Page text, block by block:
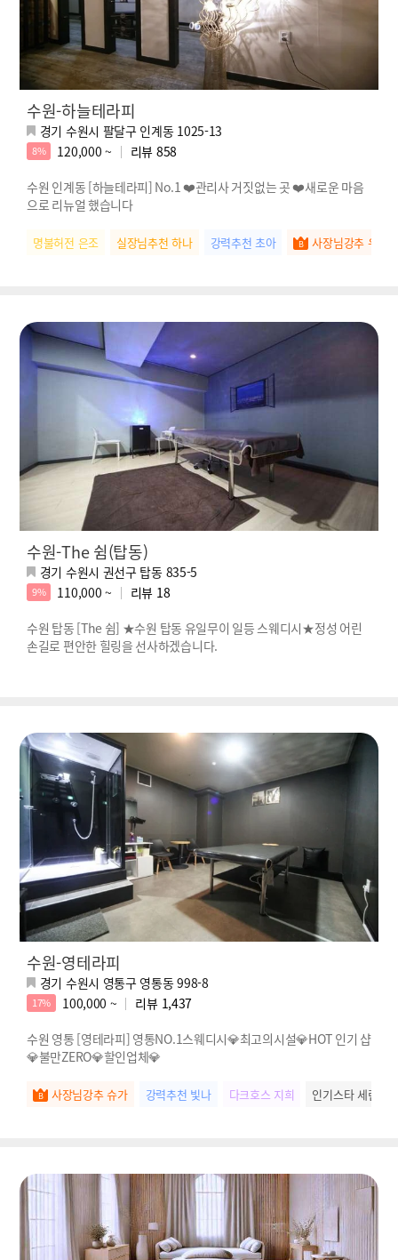
수원-하늘테라피
경기 수원시 팔달구 인계동 1025-13
8% 120,000 ~ 리뷰 858
수원 인계동 [하늘테라피] No.1 ❤️관리사 거짓없는 곳 ❤️새로운 마음
으로 리뉴얼 했습니다
명불허전 은조 실장님추천 하나 강력추천 초아 사장님강추 우유
수원-The 쉼(탑동)
경기 수원시 권선구 탑동 835-5
9% 110,000 ~ 리뷰 18
수원 탑동 [The 쉼] ★수원 탑동 유일무이 일등 스웨디시★정성 어린
손길로 편안한 힐링을 선사하겠습니다.
수원-영테라피
경기 수원시 영통구 영통동 998-8
17% 100,000 ~ 리뷰 1,437
수원 영통 [영테라피] 영통NO.1스웨디시💎최고의시설💎HOT 인기 샵
💎불만ZERO💎할인업체💎
사장님강추 슈가 강력추천 빛나 다크호스 지희 인기스타 세린